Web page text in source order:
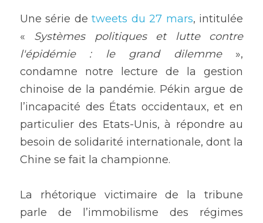
Une série de tweets du 27 mars, intitulée
« Systèmes politiques et lutte contre
l'épidémie : le grand dilemme »,
condamne notre lecture de la gestion
chinoise de la pandémie. Pékin argue de
l’incapacité des États occidentaux, et en
particulier des Etats-Unis, à répondre au
besoin de solidarité internationale, dont la
Chine se fait la championne.
La rhétorique victimaire de la tribune
parle de l’immobilisme des régimes